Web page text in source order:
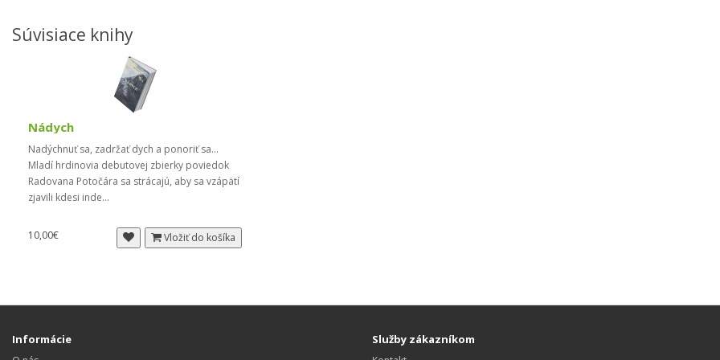
Súvisiace knihy
Nádych
Nadýchnuť sa, zadržať dych a ponoriť sa...
Mladí hrdinovia debutovej zbierky poviedok
Radovana Potočára sa strácajú, aby sa vzápätí
zjavili kdesi inde...
10,00€ Vložiť do košíka
Informácie Služby zákazníkom